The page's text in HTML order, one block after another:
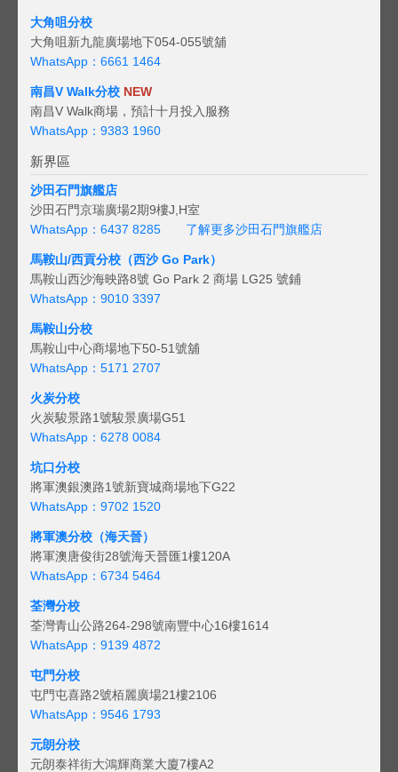
大角咀分校
大角咀新九龍廣場地下054-055號舖
WhatsApp：6661 1464
南昌V Walk分校 NEW
南昌V Walk商場，預計十月投入服務
WhatsApp：9383 1960
新界區
沙田石門旗艦店
沙田石門京瑞廣場2期9樓J,H室
WhatsApp：6437 8285
了解更多沙田石門旗艦店
馬鞍山/西貢分校（西沙 Go Park）
馬鞍山西沙海映路8號 Go Park 2 商場 LG25 號鋪
WhatsApp：9010 3397
馬鞍山分校
馬鞍山中心商場地下50-51號舖
WhatsApp：5171 2707
火炭分校
火炭駿景路1號駿景廣場G51
WhatsApp：6278 0084
坑口分校
將軍澳銀澳路1號新寶城商場地下G22
WhatsApp：9702 1520
將軍澳分校（海天晉）
將軍澳唐俊街28號海天晉匯1樓120A
WhatsApp：6734 5464
荃灣分校
荃灣青山公路264-298號南豐中心16樓1614
WhatsApp：9139 4872
屯門分校
屯門屯喜路2號栢麗廣場21樓2106
WhatsApp：9546 1793
元朗分校
元朗泰祥街大鴻輝商業大廈7樓A2